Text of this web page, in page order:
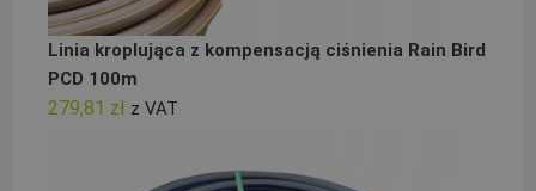
Linia kroplująca z kompensacją ciśnienia Rain Bird
PCD 100m
279,81 zł z VAT